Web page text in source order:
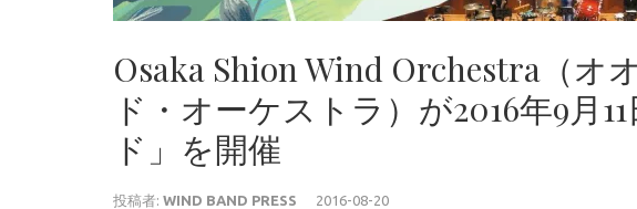
Osaka Shion Wind Orchestra（オ
ド・オーケストラ）が2016年9月
ド」を開催
投稿者: WIND BAND PRESS 2016-08-20